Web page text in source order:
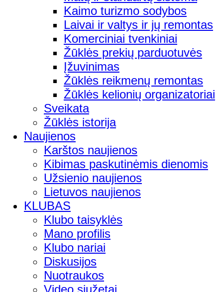
Kaimo turizmo sodybos
Laivai ir valtys ir jų remontas
Komerciniai tvenkiniai
Žūklės prekių parduotuvės
Įžuvinimas
Žūklės reikmenų remontas
Žūklės kelionių organizatoriai
Sveikata
Žūklės istorija
Naujienos
Karštos naujienos
Kibimas paskutinėmis dienomis
Užsienio naujienos
Lietuvos naujienos
KLUBAS
Klubo taisyklės
Mano profilis
Klubo nariai
Diskusijos
Nuotraukos
Video siužetai